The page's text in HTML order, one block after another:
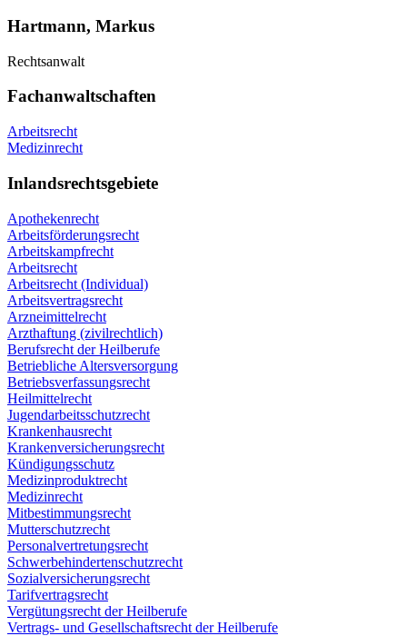
Hartmann, Markus
Rechtsanwalt
Fachanwaltschaften
Arbeitsrecht
Medizinrecht
Inlandsrechtsgebiete
Apothekenrecht
Arbeitsförderungsrecht
Arbeitskampfrecht
Arbeitsrecht
Arbeitsrecht (Individual)
Arbeitsvertragsrecht
Arzneimittelrecht
Arzthaftung (zivilrechtlich)
Berufsrecht der Heilberufe
Betriebliche Altersversorgung
Betriebsverfassungsrecht
Heilmittelrecht
Jugendarbeitsschutzrecht
Krankenhausrecht
Krankenversicherungsrecht
Kündigungsschutz
Medizinproduktrecht
Medizinrecht
Mitbestimmungsrecht
Mutterschutzrecht
Personalvertretungsrecht
Schwerbehindertenschutzrecht
Sozialversicherungsrecht
Tarifvertragsrecht
Vergütungsrecht der Heilberufe
Vertrags- und Gesellschaftsrecht der Heilberufe